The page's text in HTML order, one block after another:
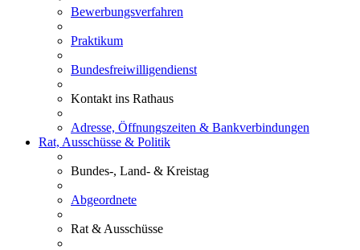
Bewerbungsverfahren
Praktikum
Bundesfreiwilligendienst
Kontakt ins Rathaus
Adresse, Öffnungszeiten & Bankverbindungen
Rat, Ausschüsse & Politik
Bundes-, Land- & Kreistag
Abgeordnete
Rat & Ausschüsse